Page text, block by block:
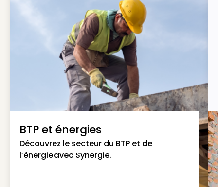
BTP et énergies
Découvrez le secteur du BTP et de
l’énergie avec Synergie.